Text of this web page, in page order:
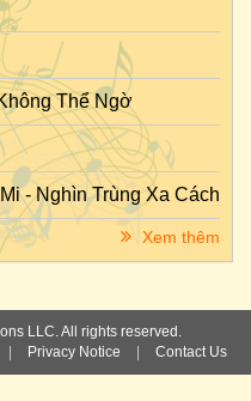
Thể Ngờ
- Nghìn Trùng Xa Cách
Xem thêm
LLC. All rights reserved.
Privacy Notice Contact Us